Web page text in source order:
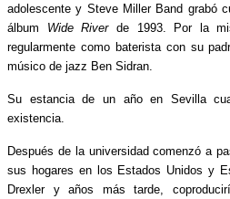
adolescente y Steve Miller Band grabó
álbum Wide Riverde 1993. Por la
regularmente como baterista con su
músico de jazz Ben Sidran.
Su estancia de un año en Sevilla
existencia.
Después de la universidad comenzó a
sus hogares en los Estados Unidos y
Drexler y años más tarde,